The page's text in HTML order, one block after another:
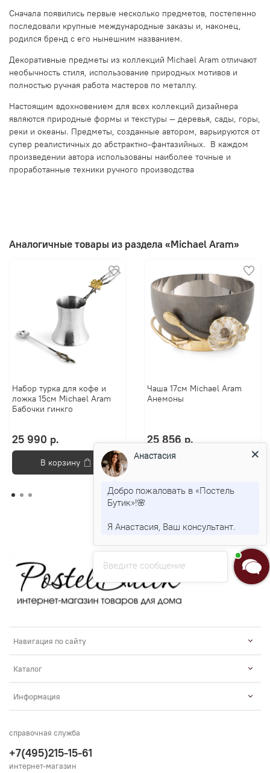
Сначала появились первые несколько предметов, постепенно
последовали крупные международные заказы и, наконец,
родился бренд с его нынешним названием.
Декоративные предметы из коллекций Michael Aram отличают
необычность стиля, использование природных мотивов и
полностью ручная работа мастеров по металлу.
Настоящим вдохновением для всех коллекций дизайнера
являются природные формы и текстуры — деревья, сады, горы,
реки и океаны. Предметы, созданные автором, варьируются от
супер реалистичных до абстрактно-фантазийных. В каждом
произведении автора использованы наиболее точные и
проработанные техники ручного производства
Аналогичные товары из раздела «Michael Aram»
Набор турка для кофе и
ложка 15см Michael Aram
Бабочки гинкго
25 990 р.
В корзину
Чаша 17см Michael Aram
Анемоны
25 856 р.
Навигация по сайту
Каталог
Информация
справочная служба
+7(495)215-15-61
интернет-магазин
Введите сообщение
Анастасия
Добро пожаловать в «Постель
Бутик»!🌸
Я Анастасия, Ваш консультант.